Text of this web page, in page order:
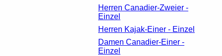
Herren Canadier-Zweier -
Einzel
Herren Kajak-Einer - Einzel
Damen Canadier-Einer -
Einzel